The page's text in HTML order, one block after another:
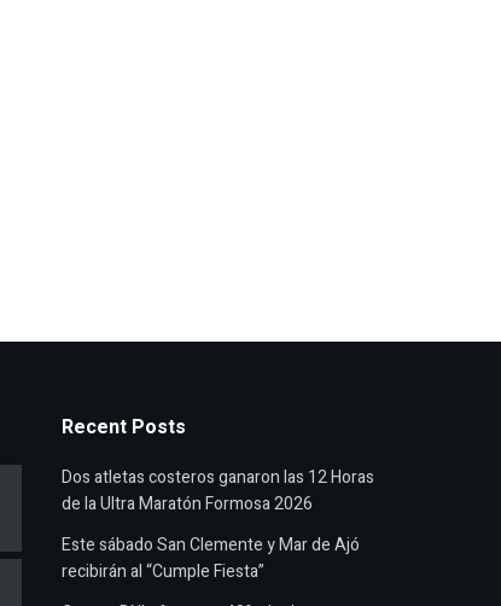
Recent Posts
Dos atletas costeros ganaron las 12 Horas
de la Ultra Maratón Formosa 2026
Este sábado San Clemente y Mar de Ajó
recibirán al “Cumple Fiesta”